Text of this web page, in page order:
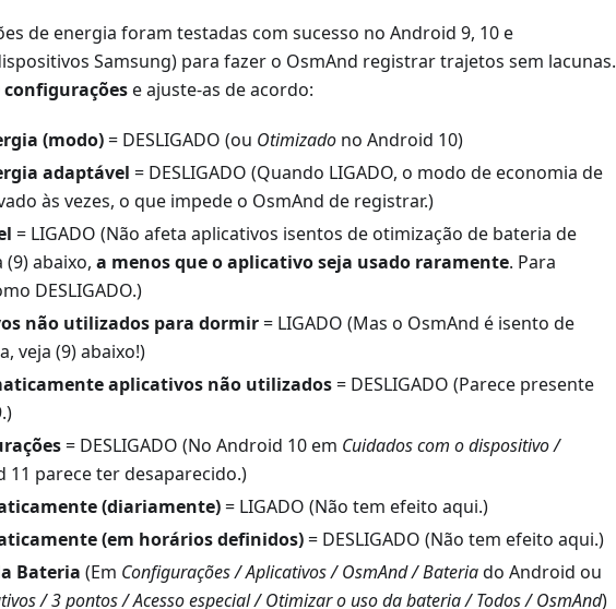
de energia foram testadas com sucesso no Android 9, 10 e
Samsung) para fazer o OsmAnd registrar trajetos sem lacunas.
configuraçõese ajuste-as de acordo:
(modo)= DESLIGADO (ou Otimizado no Android 10)
adaptável = DESLIGADO (Quando LIGADO, o modo de economia de
às vezes, o que impede o OsmAnd de registrar.)
= LIGADO (Não afeta aplicativos isentos de otimização de bateria de
abaixo, a menos que o aplicativo seja usado raramente. Para
DESLIGADO.)
não utilizados para dormir= LIGADO (Mas o OsmAnd é isento de
veja (9) abaixo!)
aplicativos não utilizados= DESLIGADO (Parece presente
= DESLIGADO (No Android 10 em Cuidados com o dispositivo /
11 parece ter desaparecido.)
(diariamente)= LIGADO (Não tem efeito aqui.)
(em horários definidos)= DESLIGADO (Não tem efeito aqui.)
Bateria (Em Configurações / Aplicativos / OsmAnd / Bateriado Android ou
/ 3 pontos / Acesso especial / Otimizar o uso da bateria / Todos / OsmAnd)